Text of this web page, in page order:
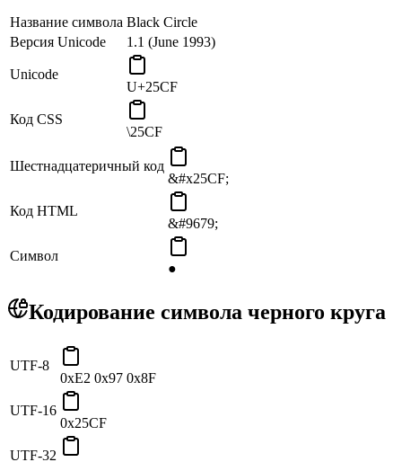
Название символа Black Circle
Версия Unicode
1.1 (June 1993)
Unicode
U+25CF
Код CSS
\25CF
Шестнадцатеричный код
&#x25CF;
Код HTML
&#9679;
Символ
●
Кодирование символа черного круга
UTF-8
0xE2 0x97 0x8F
UTF-16
0x25CF
UTF-32